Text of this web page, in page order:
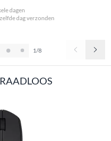
dagen
dag verzonden
1/8